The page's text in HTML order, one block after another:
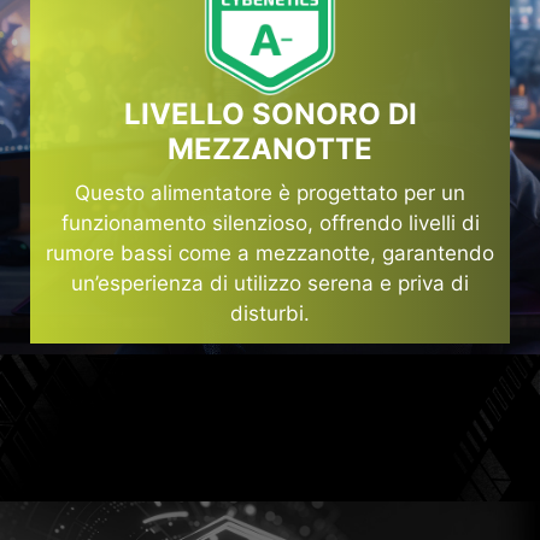
LIVELLO SONORO DI
MEZZANOTTE
Questo alimentatore è progettato per un
funzionamento silenzioso, offrendo livelli di
rumore bassi come a mezzanotte, garantendo
un’esperienza di utilizzo serena e priva di
disturbi.